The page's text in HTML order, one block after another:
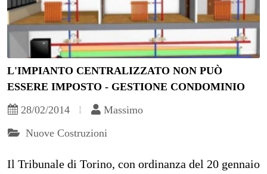
L'IMPIANTO CENTRALIZZATO NON PUÒ
ESSERE IMPOSTO - GESTIONE CONDOMINIO
28/02/2014
Massimo
Nuove Costruzioni
Il Tribunale di Torino, con ordinanza del 20 gennaio